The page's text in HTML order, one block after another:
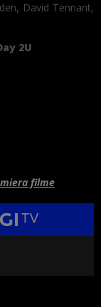
David Tennant,
2U
filme